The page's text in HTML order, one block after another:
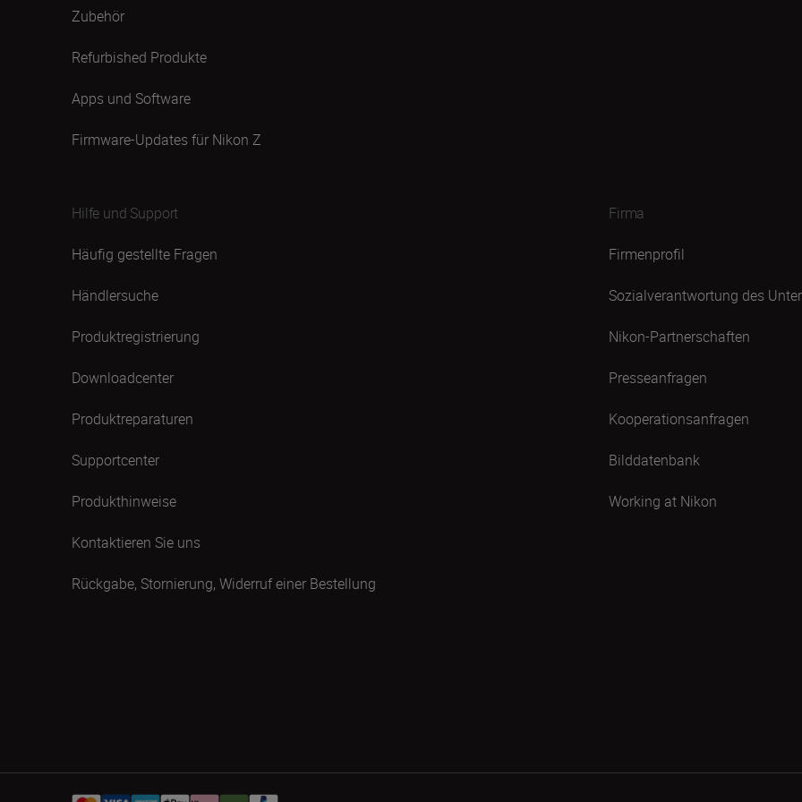
Zubehör
Refurbished Produkte
Apps und Software
Firmware-Updates für Nikon Z
Hilfe und Support
Häufig gestellte Fragen
Händlersuche
Produktregistrierung
Downloadcenter
Produktreparaturen
Supportcenter
Produkthinweise
Kontaktieren Sie uns
Rückgabe, Stornierung, Widerruf einer Bestellung
Firma
Firmenprofil
Sozialverantwortung des
Nikon-Partnerschaften
Presseanfragen
Kooperationsanfragen
Bilddatenbank
Working at Nikon